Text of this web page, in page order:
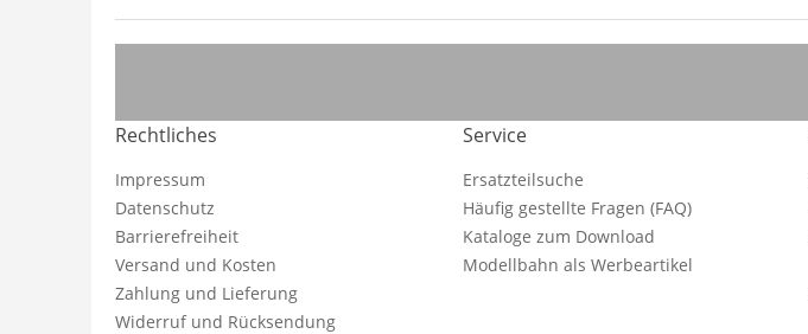
Rechtliches
Impressum
Datenschutz
Barrierefreiheit
Versand und Kosten
Zahlung und Lieferung
Widerruf und Rücksendung
Service
Ersatzteilsuche
Häufig gestellte Fragen (FAQ)
Kataloge zum Download
Modellbahn als Werbeartikel